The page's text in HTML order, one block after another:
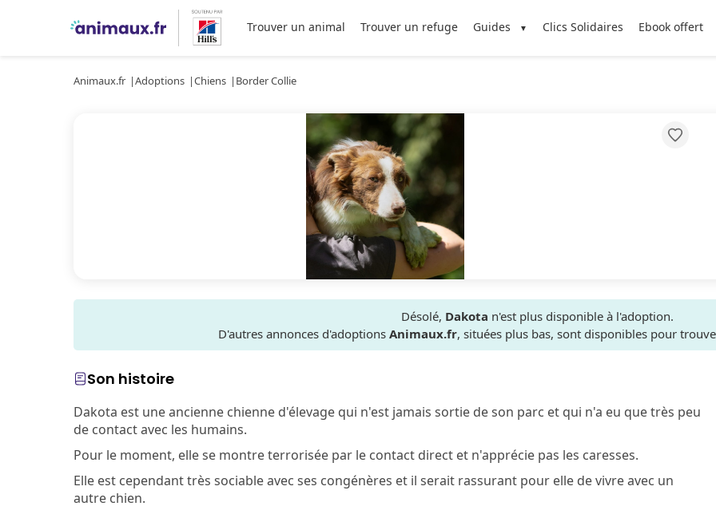
Trouver un animal Trouver un refuge Guides Clics Solidaires Ebook offert
Animaux.fr Adoptions Chiens Border Collie
Désolé, Dakota n'est plus disponible à l'adoption.
D'autres annonces d'adoptions Animaux.fr, situées plus bas, sont disponibles pour
Son histoire
Dakota est une ancienne chienne d'élevage qui n'est jamais sortie de son parc et qui n'a eu que très peu
de contact avec les humains.
Pour le moment, elle se montre terrorisée par le contact direct et n'apprécie pas les caresses.
Elle est cependant très sociable avec ses congénères et il serait rassurant pour elle de vivre avec un
autre chien.